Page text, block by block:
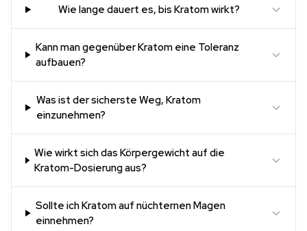
Wie lange dauert es, bis Kratom wirkt?
Kann man gegenüber Kratom eine Toleranz
aufbauen?
Was ist der sicherste Weg, Kratom
einzunehmen?
Wie wirkt sich das Körpergewicht auf die
Kratom-Dosierung aus?
Sollte ich Kratom auf nüchternen Magen
einnehmen?